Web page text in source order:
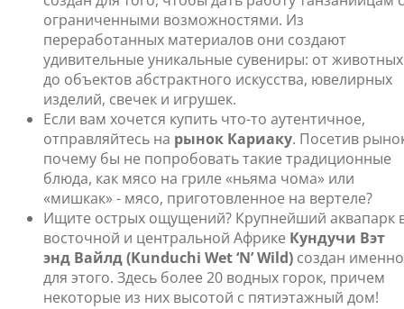
ограниченными возможностями. Из
переработанных материалов они создают
удивительные уникальные сувениры: от животных
до объектов абстрактного искусства, ювелирных
изделий, свечек и игрушек.
Если вам хочется купить что-то аутентичное,
отправляйтесь на рынок Кариаку. Посетив
почему бы не попробовать такие традиционные
блюда, как мясо на гриле «ньяма чома» или
«мишкак» - мясо, приготовленное на вертеле?
Ищите острых ощущений? Крупнейший аквапарк
восточной и центральной Африке Кундучи Вэт
энд Вайлд (Kunduchi Wet ‘N’ Wild) создан именно
для этого. Здесь более 20 водных горок, причем
некоторые из них высотой с пятиэтажный дом!